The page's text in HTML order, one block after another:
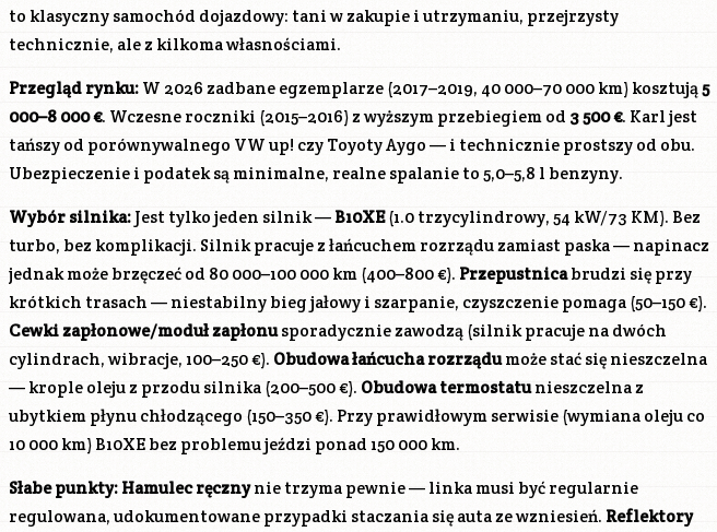
to klasyczny samochód dojazdowy: tani w zakupie i utrzymaniu, przejrzysty
technicznie, ale z kilkoma własnościami.
Przegląd rynku: W 2026 zadbane egzemplarze (2017–2019, 40 000–70 000 km) kosztują5
000–8 000 €. Wczesne roczniki (2015–2016) z wyższym przebiegiem od 3 500 €. Karl jest
tańszy od porównywalnego VW up! czy Toyoty Aygo — i technicznie prostszy od obu.
Ubezpieczenie i podatek są minimalne, realne spalanie to 5,0–5,8 l benzyny.
Wybór silnika: Jest tylko jeden silnik — B10XE(1.0 trzycylindrowy, 54 kW/73 KM). Bez
turbo, bez komplikacji. Silnik pracuje z łańcuchem rozrządu zamiast paska — napinacz
jednak może brzęczeć od 80 000–100 000 km (400–800 €). Przepustnicabrudzi się przy
krótkich trasach — niestabilny bieg jałowy i szarpanie, czyszczenie pomaga (50–150 €).
Cewki zapłonowe/moduł zapłonusporadycznie zawodzą (silnik pracuje na dwóch
cylindrach, wibracje, 100–250 €). Obudowa łańcucha rozrządumoże stać się nieszczelna
— krople oleju z przodu silnika (200–500 €). Obudowa termostatunieszczelna z
ubytkiem płynu chłodzącego (150–350 €). Przy prawidłowym serwisie (wymiana oleju co
10 000 km) B10XE bez problemu jeździ ponad 150 000 km.
Słabe punkty: Hamulec ręcznynie trzyma pewnie — linka musi być regularnie
regulowana, udokumentowane przypadki staczania się auta ze wzniesień. Reflektory